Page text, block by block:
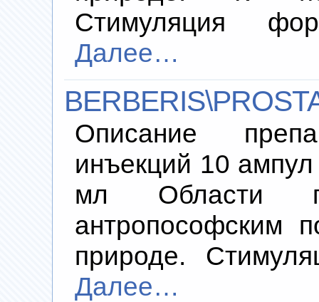
Стимуляция
Далее…
Описание
инъекций 10
мл Области
антропософским
природе.
Далее…